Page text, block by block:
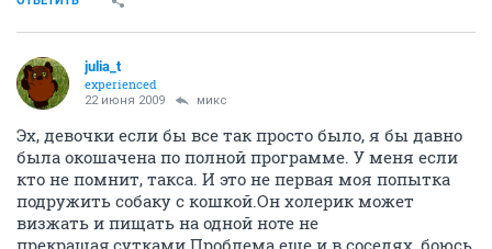
julia_t
experienced
22 июня 2009 микс
Эх, девочки если бы все так просто было, я бы давно
была окошачена по полной программе. У меня если
кто не помнит, такса. И это не первая моя попытка
подружить собаку с кошкой.Он холерик может
визжать и пищать на одной ноте не
прекращая,сутками.Проблема еще и в соседях, боюсь